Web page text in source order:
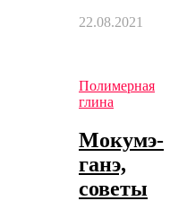
22.08.2021
Полимерная
глина
Мокумэ-
ганэ,
советы